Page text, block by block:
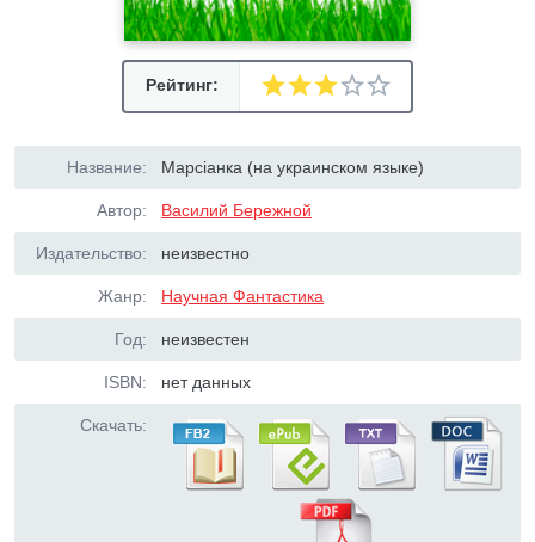
Рейтинг:
Название: Марсiанка (на украинском языке)
Автор: Василий Бережной
Издательство: неизвестно
Жанр: Научная Фантастика
Год: неизвестен
ISBN: нет данных
Скачать: